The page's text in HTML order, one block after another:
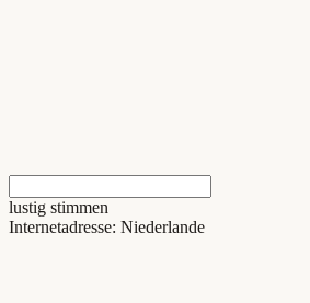
lustig stimmen
Internetadresse: Niederlande